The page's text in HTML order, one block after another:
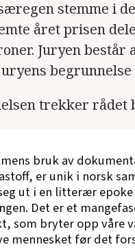
stemme i
året prisen
Juryen
trekker rådet
bruk av
er unik i norsk
ut i en litterær
Det er et
som bryter opp våre
mennesket før det